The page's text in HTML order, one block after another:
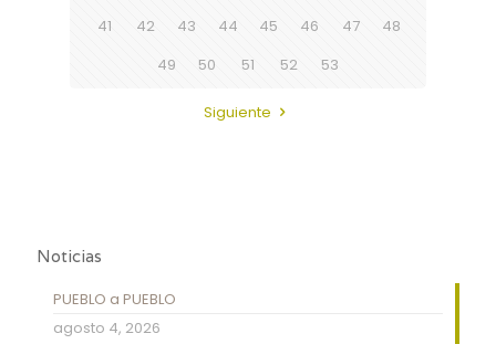
41
42 43 44 45 46 47
48
49
50 51 52 53
Siguiente
Noticias
PUEBLO a PUEBLO
agosto 4, 2026